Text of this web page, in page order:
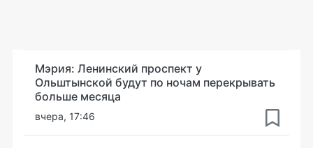
Мэрия: Ленинский проспект у
Ольштынской будут по ночам перекрывать
больше месяца
вчера, 17:46